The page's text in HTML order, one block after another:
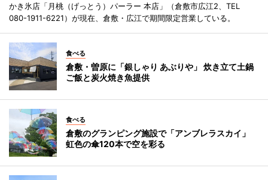
かき氷店「月桃（げっとう）パーラー 本店」（倉敷市広江2、TEL
080-1911-6221）が現在、倉敷・広江で期間限定営業している。
食べる
倉敷・曽原に「銀しゃり あぶりや」 炊き立て土鍋
ご飯と炭火焼き魚提供
食べる
倉敷のグランピング施設で「アンブレラスカイ」
虹色の傘120本で空を彩る